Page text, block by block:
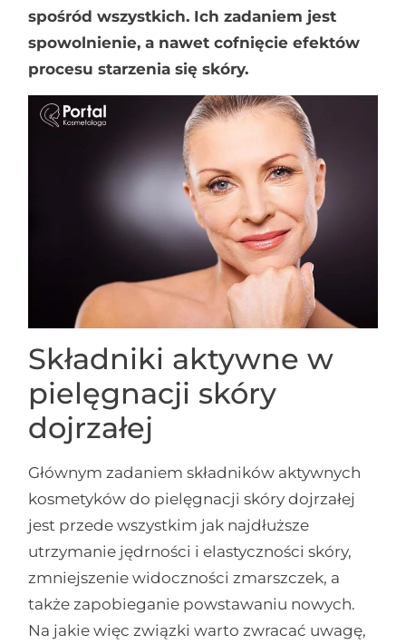
spośród wszystkich. Ich zadaniem jest
spowolnienie, a nawet cofnięcie efektów
procesu starzenia się skóry.
Składniki aktywne w
pielęgnacji skóry
dojrzałej
Głównym zadaniem składników aktywnych
kosmetyków do pielęgnacji skóry dojrzałej
jest przede wszystkim jak najdłuższe
utrzymanie jędrności i elastyczności skóry,
zmniejszenie widoczności zmarszczek, a
także zapobieganie powstawaniu nowych.
Na jakie więc związki warto zwracać uwagę,